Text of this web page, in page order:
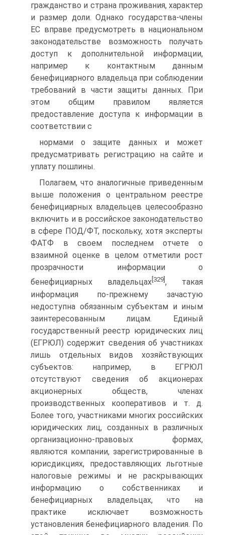
гражданство и страна проживания, характер
и размер доли. Однако государства-члены
ЕС вправе предусмотреть в национальном
законодательстве возможность получать
доступ к дополнительной информации,
например к контактным данным
бенефициарного владельца при соблюдении
требований в части защиты данных. При
этом общим правилом является
предоставление доступа к информации в
соответствии с
нормами о защите данных и может
предусматривать регистрацию на сайте и
уплату пошлины.
Полагаем, что аналогичные приведенным
выше положения о центральном реестре
бенефициарных владельцев целесообразно
включить и в российское законодательство
в сфере ПОД/ФТ, поскольку, хотя эксперты
ФАТФ в своем последнем отчете о
взаимной оценке в целом отметили рост
прозрачности информации о
бенефициарных владельцах [329] , такая
информация по-прежнему зачастую
недоступна обязанным субъектам и иным
заинтересованным лицам. Единый
государственный реестр юридических лиц
(ЕГРЮЛ) содержит сведения об участниках
лишь отдельных видов хозяйствующих
субъектов: например, в ЕГРЮЛ
отсутствуют сведения об акционерах
акционерных обществ, членах
производственных кооперативов и т. д.
Более того, участниками многих российских
юридических лиц, созданных в различных
организационно-правовых формах,
являются компании, зарегистрированные в
юрисдикциях, предоставляющих льготные
налоговые режимы и не раскрывающих
информацию о собственниках и
бенефициарных владельцах, что на
практике исключает возможность
установления бенефициарного владения. По